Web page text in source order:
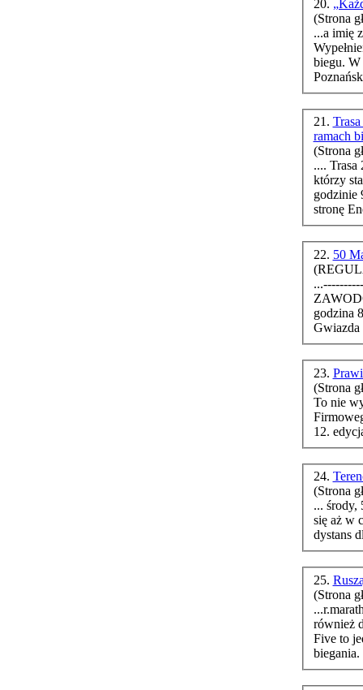
20.
(Strona
...a imię
biegu. W
21.
ramach
(Strona
.... Trasa 23. Poznań Maratonu jest dobrze znana wszystkim,
którzy
godzinie
stronę
22. 50
...-------------------------
godzina 8:00, Biuro zawodów – w
23.
(Strona
To nie
Firmowego! Paulina Gieras 11
12.
24.
(Strona
... środy, 5
się aż w
25.
(Strona
również
Five to